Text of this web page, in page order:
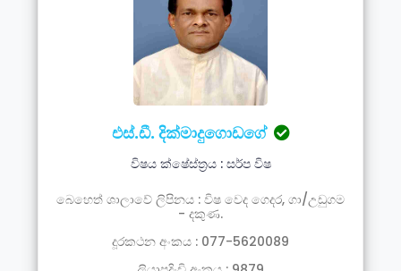
එස්.ඩී. දික්මාදුගොඩගේ
විෂය ක්ෂේස්ත්‍රය : සර්ප විෂ
බෙහෙත් ශාලාවේ ලිපිනය : විෂ වෙද ගෙදර, ගා/උඩුගම
- දකුණ.
දූරකථන අංකය : 077-5620089